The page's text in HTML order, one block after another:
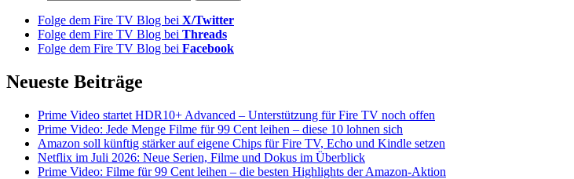
Folge dem Fire TV Blog bei X/Twitter
Folge dem Fire TV Blog bei Threads
Folge dem Fire TV Blog bei Facebook
Neueste Beiträge
Prime Video startet HDR10+ Advanced – Unterstützung für Fire TV noch offen
Prime Video: Jede Menge Filme für 99 Cent leihen – diese 10 lohnen sich
Amazon soll künftig stärker auf eigene Chips für Fire TV, Echo und Kindle setzen
Netflix im Juli 2026: Neue Serien, Filme und Dokus im Überblick
Prime Video: Filme für 99 Cent leihen – die besten Highlights der Amazon-Aktion